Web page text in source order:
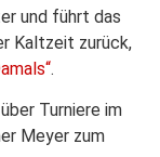
und führt das
Kaltzeit zurück,
.
über Turniere im
Meyer zum